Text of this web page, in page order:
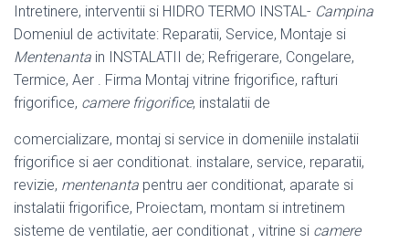
Intretinere, interventii si HIDRO TERMO INSTAL- Campina
Domeniul de activitate: Reparatii, Service, Montaje si
Mentenanta in INSTALATII de; Refrigerare, Congelare,
Termice, Aer . Firma Montaj vitrine frigorifice, rafturi
frigorifice, camere frigorifice, instalatii de
comercializare, montaj si service in domeniile instalatii
frigorifice si aer conditionat. instalare, service, reparatii,
revizie, mentenanta pentru aer conditionat, aparate si
instalatii frigorifice, Proiectam, montam si intretinem
sisteme de ventilatie, aer conditionat , vitrine si camere